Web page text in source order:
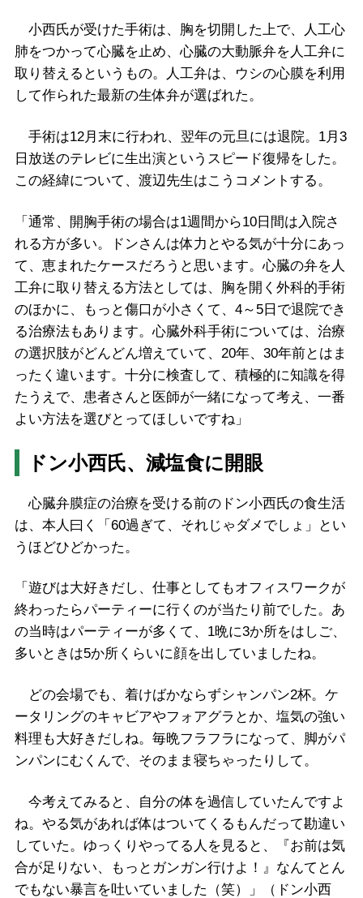
小西氏が受けた手術は、胸を切開した上で、人工心
肺をつかって心臓を止め、心臓の大動脈弁を人工弁に
取り替えるというもの。人工弁は、ウシの心膜を利用
して作られた最新の生体弁が選ばれた。
手術は12月末に行われ、翌年の元旦には退院。1月3
日放送のテレビに生出演というスピード復帰をした。
この経緯について、渡辺先生はこうコメントする。
「通常、開胸手術の場合は1週間から10日間は入院さ
れる方が多い。ドンさんは体力とやる気が十分にあっ
て、恵まれたケースだろうと思います。心臓の弁を人
工弁に取り替える方法としては、胸を開く外科的手術
のほかに、もっと傷口が小さくて、4～5日で退院でき
る治療法もあります。心臓外科手術については、治療
の選択肢がどんどん増えていて、20年、30年前とはま
ったく違います。十分に検査して、積極的に知識を得
たうえで、患者さんと医師が一緒になって考え、一番
よい方法を選びとってほしいですね」
ドン小西氏、減塩食に開眼
心臓弁膜症の治療を受ける前のドン小西氏の食生活
は、本人曰く「60過ぎて、それじゃダメでしょ」とい
うほどひどかった。
「遊びは大好きだし、仕事としてもオフィスワークが
終わったらパーティーに行くのが当たり前でした。あ
の当時はパーティーが多くて、1晩に3か所をはしご、
多いときは5か所くらいに顔を出していましたね。
どの会場でも、着けばかならずシャンパン2杯。ケ
ータリングのキャビアやフォアグラとか、塩気の強い
料理も大好きだしね。毎晩フラフラになって、脚がパ
ンパンにむくんで、そのまま寝ちゃったりして。
今考えてみると、自分の体を過信していたんですよ
ね。やる気があれば体はついてくるもんだって勘違い
していた。ゆっくりやってる人を見ると、『お前は気
合が足りない、もっとガンガン行けよ！』なんてとん
でもない暴言を吐いていました（笑）」（ドン小西